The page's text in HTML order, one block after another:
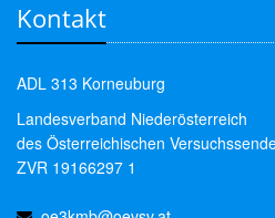
Kontakt
ADL 313 Korneuburg
Landesverband Niederösterreich
des Österreichischen
ZVR 19166297 1